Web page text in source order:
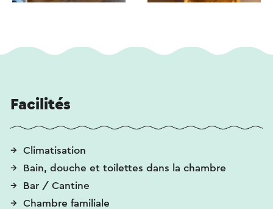
Facilités
Climatisation
Bain, douche et toilettes dans la chambre
Bar / Cantine
Chambre familiale